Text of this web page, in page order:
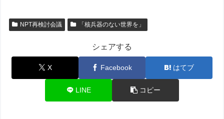
NPT再検討会議 「核兵器のない世界を」
シェアする
X Facebook はてブ
LINE コピー